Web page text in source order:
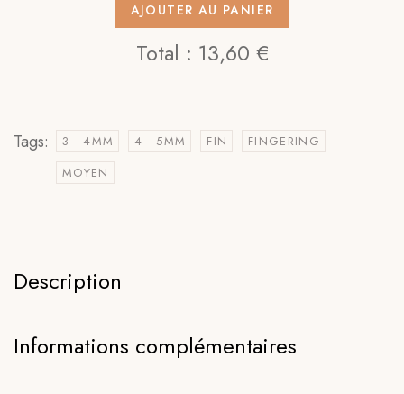
AJOUTER AU PANIER
Total : 13,60 €
Tags: 3 - 4MM 4 - 5MM FIN
FINGERING
MOYEN
Description
Informations complémentaires